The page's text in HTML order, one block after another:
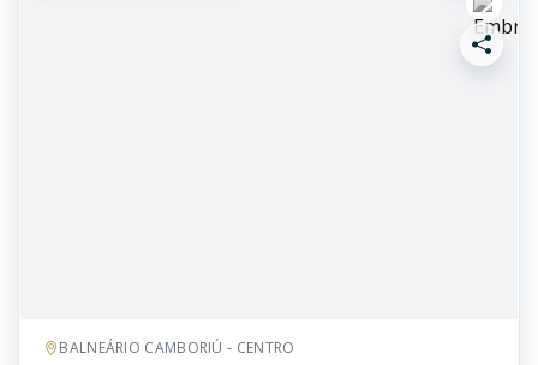
BALNEÁRIO CAMBORIÚ - CENTRO